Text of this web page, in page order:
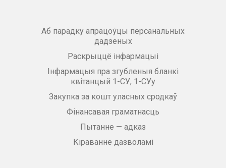
Аб парадку апрацоўцы персанальных
дадзеных
Раскрыццё інфармацыі
Інфармацыя пра згубленыя бланкі
квітанцый 1-СУ, 1-СУу
Закупка за кошт уласных сродкаў
Фінансавая граматнасць
Пытанне — адказ
Кіраванне дазволамі